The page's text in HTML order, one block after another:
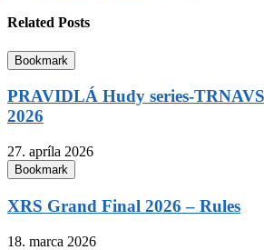
Related Posts
Bookmark
PRAVIDLÁ Hudy series-
2026
27. apríla 2026
Bookmark
XRS Grand Final 2026 – Rules
18. marca 2026